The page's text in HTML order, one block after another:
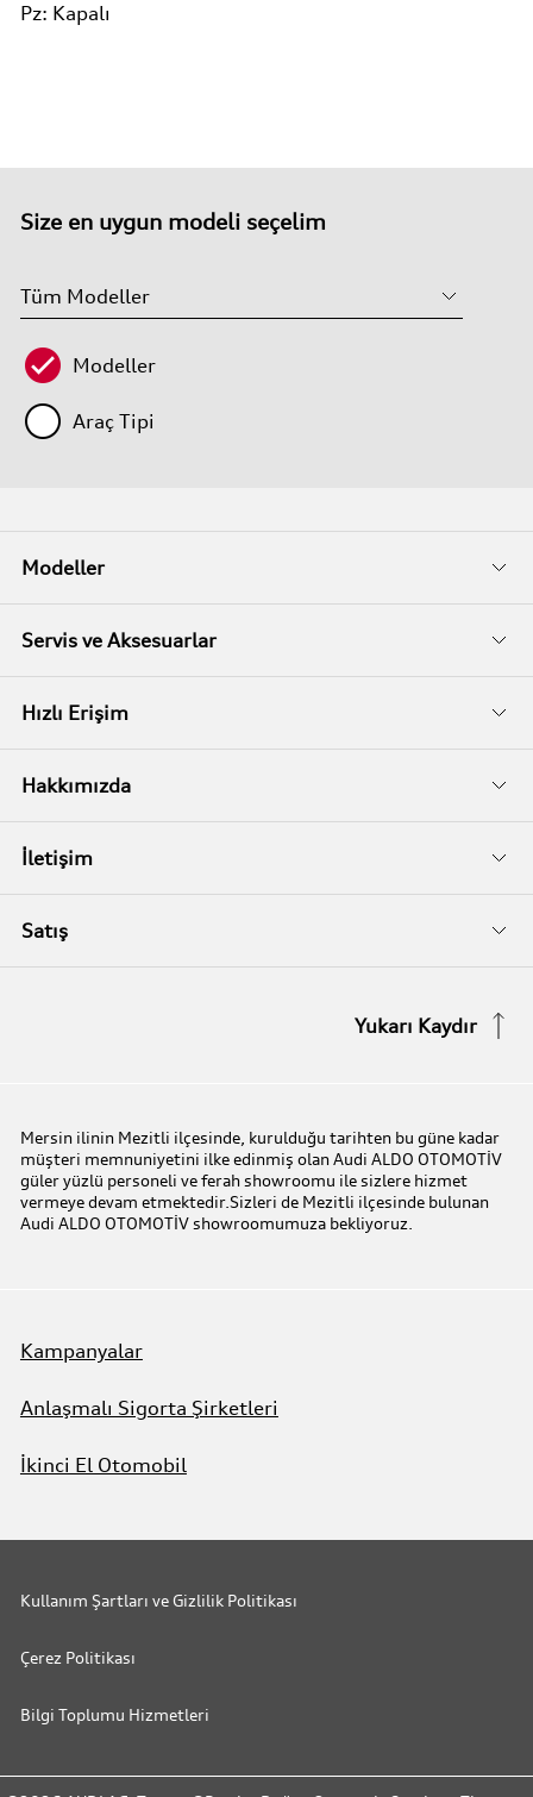
Pz: Kapalı
Size en uygun modeli seçelim
Modeller
Araç Tipi
Modeller
Fiyat Listeleri
Kampanyalar
Servis ve Aksesuarlar
Audi Garanti
Audi Kasko
Audi Garanti Plus
Serviste Prestijin 7 Prensibi
Audi Online Team
Benim Audim
Hızlı Erişim
Servis Randevusu
Hakkımızda
Biz Kimiz?
İletişim
İletişim Bilgileri
Satış
Audi prime :plus
Yukarı Kaydır
Mersin ilinin Mezitli ilçesinde, kurulduğu tarihten bu güne kadar
müşteri memnuniyetini ilke edinmiş olan Audi ALDO OTOMOTİV
güler yüzlü personeli ve ferah showroomu ile sizlere hizmet
vermeye devam etmektedir.Sizleri de Mezitli ilçesinde bulunan
Audi ALDO OTOMOTİV showroomumuza bekliyoruz.
Kampanyalar
Anlaşmalı Sigorta Şirketleri
İkinci El Otomobil
Kullanım Şartları ve Gizlilik Politikası
Çerez Politikası
Bilgi Toplumu Hizmetleri